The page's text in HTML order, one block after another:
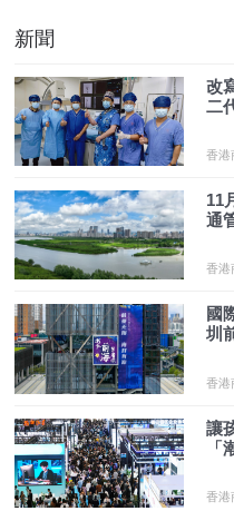
新聞
改
二
香港
11
通
香港
國
圳
香港
讓
香港